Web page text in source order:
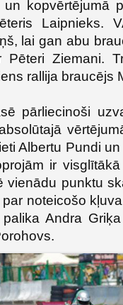
kopvērtējumā
Laipnieks.
lai gan abu
Ziemani.
rallija braucējs
pārliecinoši
Albertu Pundi
ir
vienādu punktu
noteicošo
Andra